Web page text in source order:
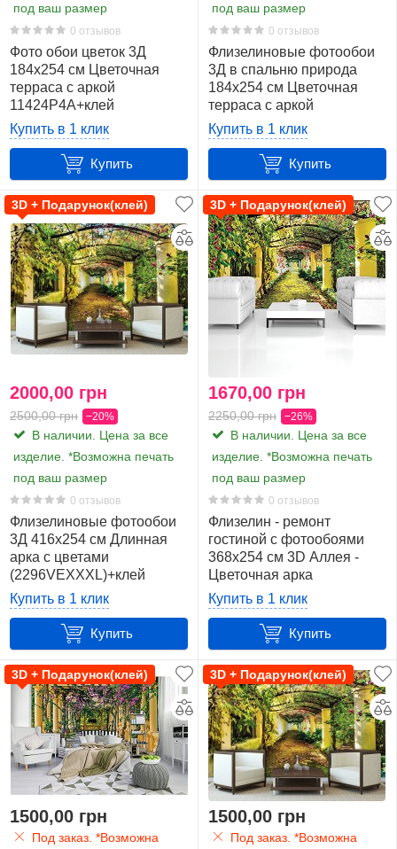
под ваш размер
0 отзывов
Фото обои цветок 3Д
184x254 см Цветочная
терраса с аркой
11424P4A+клей
Купить в 1 клик
Купить
под ваш размер
0 отзывов
Флизелиновые фотообои
3Д в спальню природа
184x254 см Цветочная
терраса с аркой
11424V4A+клей
Купить в 1 клик
Купить
3D + Подарунок(клей)
2000,00 грн
2500,00 грн −20%
В наличии. Цена за все
изделие. *Возможна печать
под ваш размер
0 отзывов
Флизелиновые фотообои
3Д 416х254 см Длинная
арка с цветами
(2296VEXXXL)+клей
Купить в 1 клик
Купить
3D + Подарунок(клей)
1670,00 грн
2250,00 грн −26%
В наличии. Цена за все
изделие. *Возможна печать
под ваш размер
0 отзывов
Флизелин - ремонт
гостиной с фотообоями
368x254 см 3D Аллея -
Цветочная арка
(136V8)+клей
Купить в 1 клик
Купить
3D + Подарунок(клей)
1500,00 грн
Под заказ. *Возможна
3D + Подарунок(клей)
1500,00 грн
Под заказ. *Возможна